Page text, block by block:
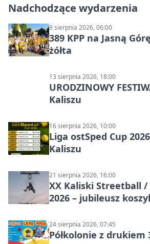
Nadchodzące wydarzenia
9 sierpnia 2026, 06:00
389 KPP na Jasną
żółta
13 sierpnia 2026, 18:00
URODZINOWY
Kaliszu
16 sierpnia 2026, 10:00
Liga ostSped Cup
Kaliszu
21 sierpnia 2026, 16:00
XX Kaliski Streetball
2026 – jubileusz
24 sierpnia 2026, 07:45
Półkolonie z drukiem